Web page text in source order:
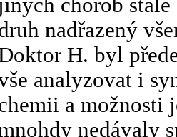
chorob
nadřazený
H. byl
analyzovat i
a možnosti
nedávaly